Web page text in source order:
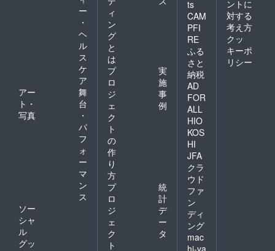
ー
・
ヘ
ル
ス
ケ
ア
アー
ト・
写真
舞
台
・
パ
フ
ォ
ー
マ
ン
ス
ソー
シャ
ル
グッ
ィ
ン
グ
と
は
プ
ロ
ジ
ェ
ク
ト
の
作
り
方
実
施
事
例
プ
ロ
ジ
ェ
ク
ト
統
計
デ
ー
タ
ts
CAM
PFI
RE
ふる
さと
納税
AD
FOR
ALL
HIO
KOS
HI
JFA
クラ
ウド
ファ
ン
ディ
ング
mac
hi-ya
ントに
対する
考え方
クッ
キーポ
リシー